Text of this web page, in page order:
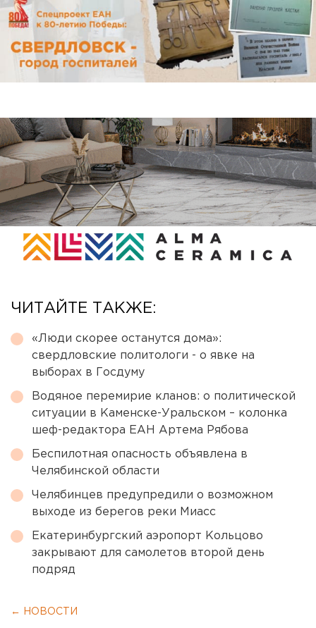
ЧИТАЙТЕ ТАКЖЕ:
«Люди скорее останутся дома»:
свердловские политологи - о явке на
выборах в Госдуму
Водяное перемирие кланов: о политической
ситуации в Каменске-Уральском – колонка
шеф-редактора ЕАН Артема Рябова
Беспилотная опасность объявлена в
Челябинской области
Челябинцев предупредили о возможном
выходе из берегов реки Миасс
Екатеринбургский аэропорт Кольцово
закрывают для самолетов второй день
подряд
← НОВОСТИ